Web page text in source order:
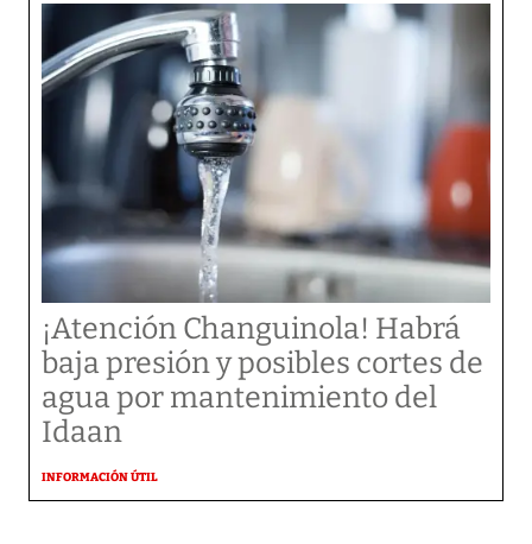
¡Atención Changuinola! Habrá
baja presión y posibles cortes de
agua por mantenimiento del
Idaan
INFORMACIÓN ÚTIL